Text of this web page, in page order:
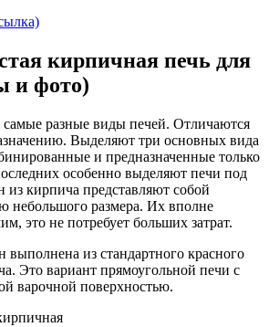
кирпичная печь для
и фото)
самые разные виды печей. Отличаются
Выделяют три основных вида
и предназначенные только
особенно выделяют печи под
из кирпича представляют собой
небольшого размера. Их вполне
это не потребует больших затрат.
выполнена из стандартного красного
Это вариант прямоугольной печи с
варочной поверхностью.